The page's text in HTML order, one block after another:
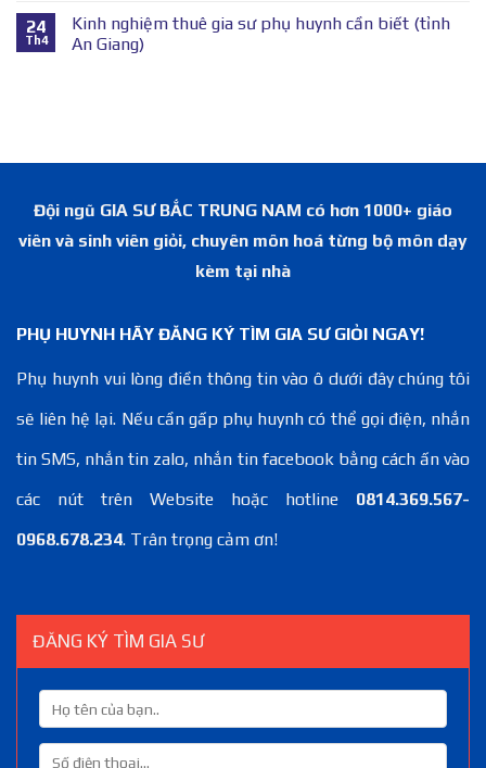
24
Th4
Kinh nghiệm thuê gia sư phụ huynh cần biết (tỉnh
An Giang)
Đội ngũ GIA SƯ BẮC TRUNG NAM có hơn 1000+ giáo
viên và sinh viên giỏi, chuyên môn hoá từng bộ môn dạy
kèm tại nhà
PHỤ HUYNH HÃY ĐĂNG KÝ TÌM GIA SƯ GIỎI NGAY!
Phụ huynh vui lòng điền thông tin vào ô dưới đây chúng tôi
sẽ liên hệ lại. Nếu cần gấp phụ huynh có thể gọi điện, nhắn
tin SMS, nhắn tin zalo, nhắn tin facebook bằng cách ấn vào
các nút trên Website hoặc hotline 0814.369.567-
0968.678.234. Trân trọng cảm ơn!
ĐĂNG KÝ TÌM GIA SƯ